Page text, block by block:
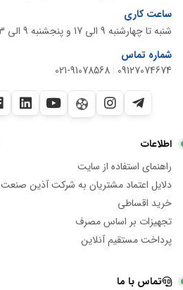
ساعت کاری
شنبه تا چهارشنبه 9 الی 17 و پنجشنبه 9 الی 13
شماره تماس
09127074674
|
021-91078568
اطلاعات
راهنمای استفاده از سایت
دلایل اعتماد مشتریان به شرکت آذین صنعت
خرید اقساطی
تجهیزات بر اساس مصرف
پرداخت مستقیم آنلاین
تماس با ما